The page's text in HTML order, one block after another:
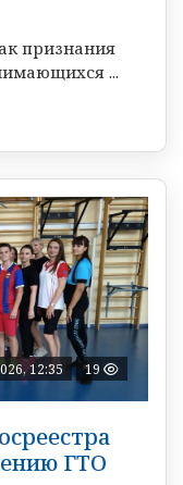
признания
...
12:35 19
ГТО